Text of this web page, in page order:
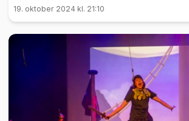
19. oktober 2024 kl. 21:10